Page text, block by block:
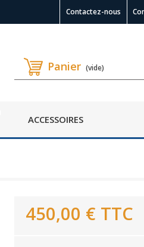
Contactez-nous
Panier (vide)
ACCESSOIRES
450,00 € TTC